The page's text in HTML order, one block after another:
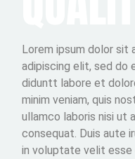
Lorem ipsum dolor
adipiscing elit, sed do
diduntt labore et
minim veniam, quis
ullamco laboris nisi ut
consequat. Duis aute
in voluptate velit